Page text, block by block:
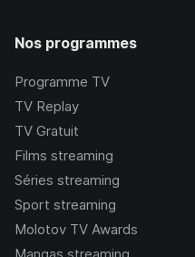
Nos programmes
Programme TV
TV Replay
TV Gratuit
Films streaming
Séries streaming
Sport streaming
Molotov TV Awards